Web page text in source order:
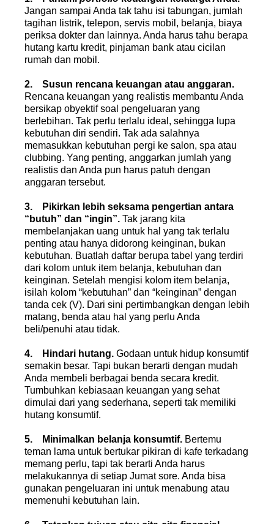
Jangan sampai Anda tak tahu isi tabungan, jumlah
tagihan listrik, telepon, servis mobil, belanja, biaya
periksa dokter dan lainnya. Anda harus tahu berapa
hutang kartu kredit, pinjaman bank atau cicilan
rumah dan mobil.
2. Susun rencana keuangan atau anggaran.
Rencana keuangan yang realistis membantu Anda
bersikap obyektif soal pengeluaran yang
berlebihan. Tak perlu terlalu ideal, sehingga lupa
kebutuhan diri sendiri. Tak ada salahnya
memasukkan kebutuhan pergi ke salon, spa atau
clubbing. Yang penting, anggarkan jumlah yang
realistis dan Anda pun harus patuh dengan
anggaran tersebut.
3. Pikirkan lebih seksama pengertian antara
“butuh” dan “ingin”. Tak jarang kita
membelanjakan uang untuk hal yang tak terlalu
penting atau hanya didorong keinginan, bukan
kebutuhan. Buatlah daftar berupa tabel yang terdiri
dari kolom untuk item belanja, kebutuhan dan
keinginan. Setelah mengisi kolom item belanja,
isilah kolom “kebutuhan” dan “keinginan” dengan
tanda cek (V). Dari sini pertimbangkan dengan lebih
matang, benda atau hal yang perlu Anda
beli/penuhi atau tidak.
4. Hindari hutang. Godaan untuk hidup konsumtif
semakin besar. Tapi bukan berarti dengan mudah
Anda membeli berbagai benda secara kredit.
Tumbuhkan kebiasaan keuangan yang sehat
dimulai dari yang sederhana, seperti tak memiliki
hutang konsumtif.
5. Minimalkan belanja konsumtif. Bertemu
teman lama untuk bertukar pikiran di kafe terkadang
memang perlu, tapi tak berarti Anda harus
melakukannya di setiap Jumat sore. Anda bisa
gunakan pengeluaran ini untuk menabung atau
memenuhi kebutuhan lain.